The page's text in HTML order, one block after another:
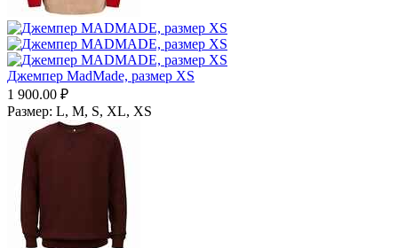
Джемпер MadMade, размер XS
1 900.00 ₽
Размер: L, M, S, XL, XS